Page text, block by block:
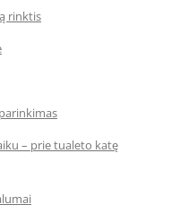
rinktis
– prie tualeto katę